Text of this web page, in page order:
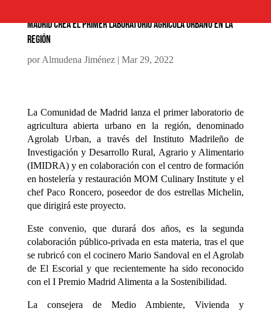
Madrid crea el primer laboratorio agrícola urbano en la
región
porAlmudena Jiménez| Mar 29, 2022
La Comunidad de Madrid lanza el primer laboratorio de
agricultura abierta urbano en la región, denominado
Agrolab Urban, a través del Instituto Madrileño de
Investigación y Desarrollo Rural, Agrario y Alimentario
(IMIDRA) y en colaboración con el centro de formación
en hostelería y restauración MOM Culinary Institute y el
chef Paco Roncero, poseedor de dos estrellas Michelin,
que dirigirá este proyecto.
Este convenio, que durará dos años, es la segunda
colaboración público-privada en esta materia, tras el que
se rubricó con el cocinero Mario Sandoval en el Agrolab
de El Escorial y que recientemente ha sido reconocido
con el I Premio Madrid Alimenta a la Sostenibilidad.
La consejera de Medio Ambiente, Vivienda y